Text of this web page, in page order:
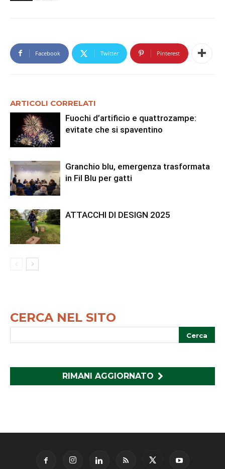
Facebook Twitter Pinterest
ARTICOLI CORRELATI
Fuochi d’artificio e quattrozampe:
evitate che si spaventino
Granchio blu, emergenza trasformata
in Fil Blu per gatti
ATTACCHI DI DESIGN 2025
CERCA NEL SITO
RIMANI AGGIORNATO